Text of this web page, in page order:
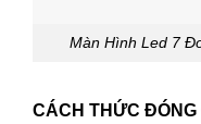
Màn Hình Led 7
CÁCH THỨC ĐÓNG